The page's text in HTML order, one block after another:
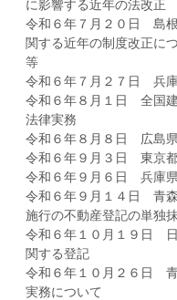
に影響する近年の法改正
令和６年７月２０日 島
関する近年の制度改正に
等
令和６年７月２７日 兵
令和６年８月１日 全国
法律実務
令和６年８月８日 広島
令和６年９月３日 東京都
令和６年９月６日 兵庫
令和６年９月１４日 青
施行の不動産登記の単独
令和６年１０月１９日
関する登記
令和６年１０月２６日
実務について